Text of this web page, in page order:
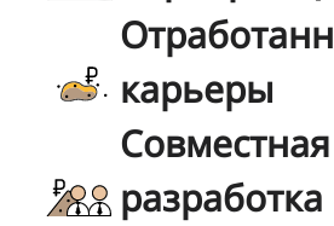
карьеры
Совместная
разработка